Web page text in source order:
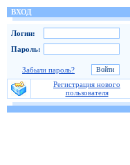
ВХОД
Логин:
Пароль:
Забыли пароль?
Регистрация нового
пользователя